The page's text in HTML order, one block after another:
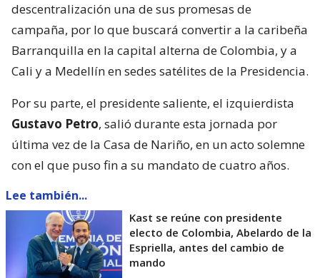
descentralización una de sus promesas de
campaña, por lo que buscará convertir a la caribeña
Barranquilla en la capital alterna de Colombia, y a
Cali y a Medellín en sedes satélites de la Presidencia.
Por su parte, el presidente saliente, el izquierdista
Gustavo Petro, salió durante esta jornada por
última vez de la Casa de Nariño, en un acto solemne
con el que puso fin a su mandato de cuatro años.
Lee también...
Kast se reúne con presidente
electo de Colombia, Abelardo de la
Espriella, antes del cambio de
mando